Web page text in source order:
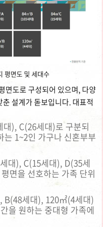
평면도 및 세대수
면도로 구성되어 있으며, 다양
설계가 돋보입니다. 대표적
), C(26세대)로 구분되
는 1~2인 가구나 신혼부부
대), C(15세대), D(35세
면을 선호하는 가족 단위
B(48세대), 120㎡(4세대)
을 원하는 중대형 가족에